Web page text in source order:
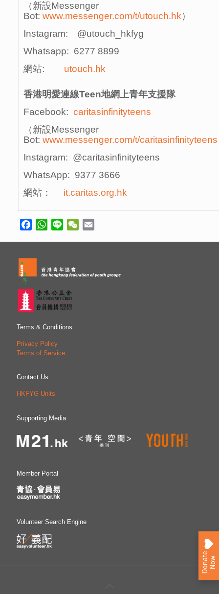
（新設Messenger
Bot:www.messenger.com/t/utouch.hk）
Instagram: @utouch_hkfyg
Whatsapp: 6277 8899
網站: utouch.hk
香港明愛連線Teen地網上青年支援隊
Facebook:caritasinfinityteens
（新設Messenger
Bot:www.messenger.com/t/caritasinfinityteens
Instagram: @caritasinfinityteens
WhatsApp: 9377 3666
網站： it.caritas.org.hk
FacebookWhatsApp
Line WeChat
Terms & Conditions
Privacy Policy
Terms of Service
Contact Us
HKFYG Units
Supporting Media
Member Portal
Volunteer Search Engine
D
o
n
at
e
N
ow